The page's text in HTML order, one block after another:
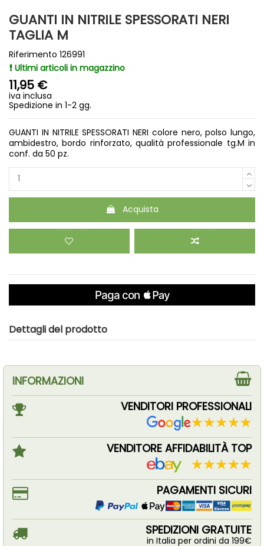
GUANTI IN NITRILE SPESSORATI NERI
TAGLIA M
Riferimento 126991
Ultimi articoli in magazzino
11,95 €
iva inclusa
Spedizione in 1-2 gg.
GUANTI IN NITRILE SPESSORATI NERI colore nero, polso lungo,
ambidestro, bordo rinforzato, qualità professionale tg.M in
conf. da 50 pz.
Acquista
Dettagli del prodotto
INFORMAZIONI
VENDITORI PROFESSIONALI
VENDITORE AFFIDABILITÀ TOP
PAGAMENTI SICURI
SPEDIZIONI GRATUITE
in Italia per ordini da 199€